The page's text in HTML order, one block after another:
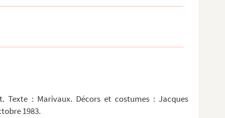
Texte : Marivaux. Décors et costumes : Jacques
1983.